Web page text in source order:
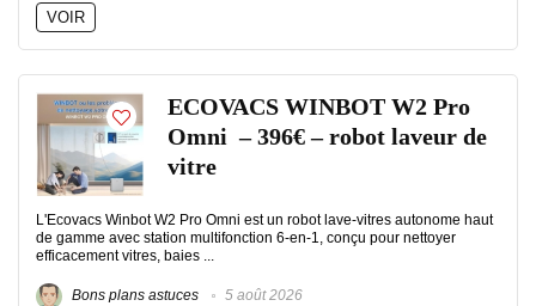
VOIR
ECOVACS WINBOT W2 Pro
Omni – 396€ – robot laveur de
vitre
L'Ecovacs Winbot W2 Pro Omni est un robot lave-vitres autonome haut
de gamme avec station multifonction 6-en-1, conçu pour nettoyer
efficacement vitres, baies ...
Bons plans astuces 5 août 2026